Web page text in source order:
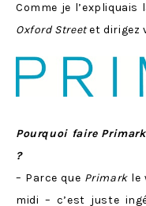
Comme je l’expliquais
Oxford Streetet dirigez
Pourquoi faire
?
– Parce que Primarkle
midi – c’est juste